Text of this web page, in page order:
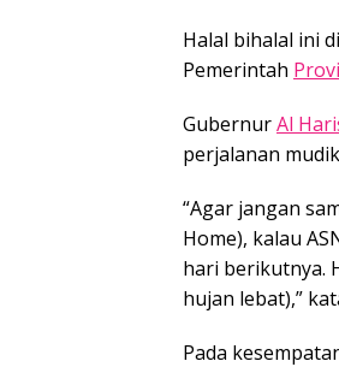
Halal bihalal ini
Pemerintah
GubernurAl
perjalanan
“Agar jangan
Home), kalau
hari berikutnya.
hujan lebat),”
Pada